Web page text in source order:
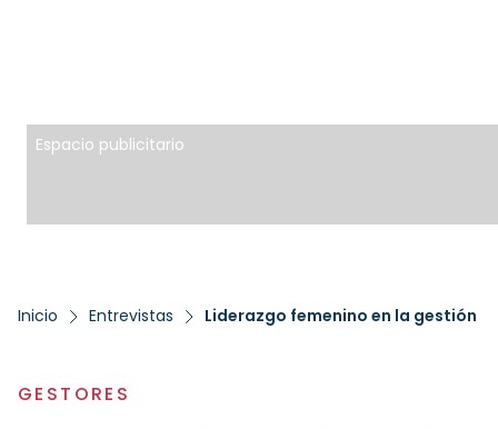
Espacio publicitario
Inicio Entrevistas Liderazgo femenino en la gestión
GESTORES